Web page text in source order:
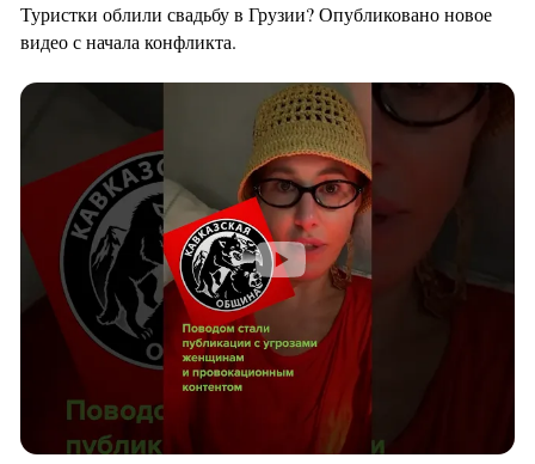
Туристки облили свадьбу в Грузии? Опубликовано новое
видео с начала конфликта.